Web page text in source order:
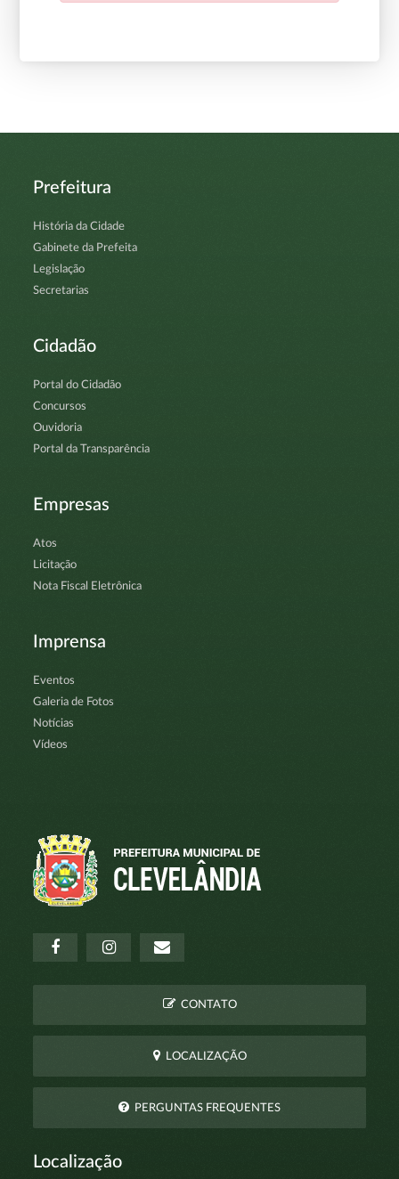
Prefeitura
História da Cidade
Gabinete da Prefeita
Legislação
Secretarias
Cidadão
Portal do Cidadão
Concursos
Ouvidoria
Portal da Transparência
Empresas
Atos
Licitação
Nota Fiscal Eletrônica
Imprensa
Eventos
Galeria de Fotos
Notícias
Vídeos
CONTATO
LOCALIZAÇÃO
PERGUNTAS FREQUENTES
Localização